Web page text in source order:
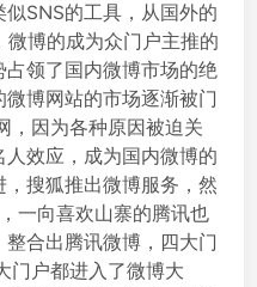
SNS的工具，从国外的
博的成为众门户主推的
领了国内微博市场的绝
博网站的市场逐渐被门
，因为各种原因被迫关
效应，成为国内微博的
搜狐推出微博服务，然
一向喜欢山寨的腾讯也
合出腾讯微博，四大门
门户都进入了微博大